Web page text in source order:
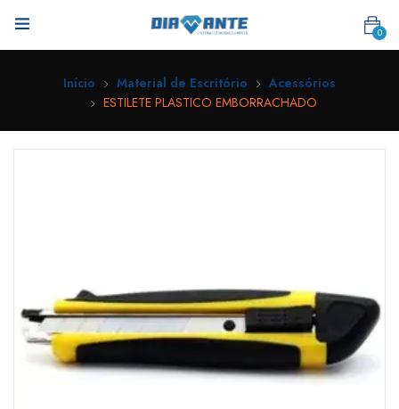
0
Início Material de Escritório
Acessórios
ESTILETE PLASTICO EMBORRACHADO